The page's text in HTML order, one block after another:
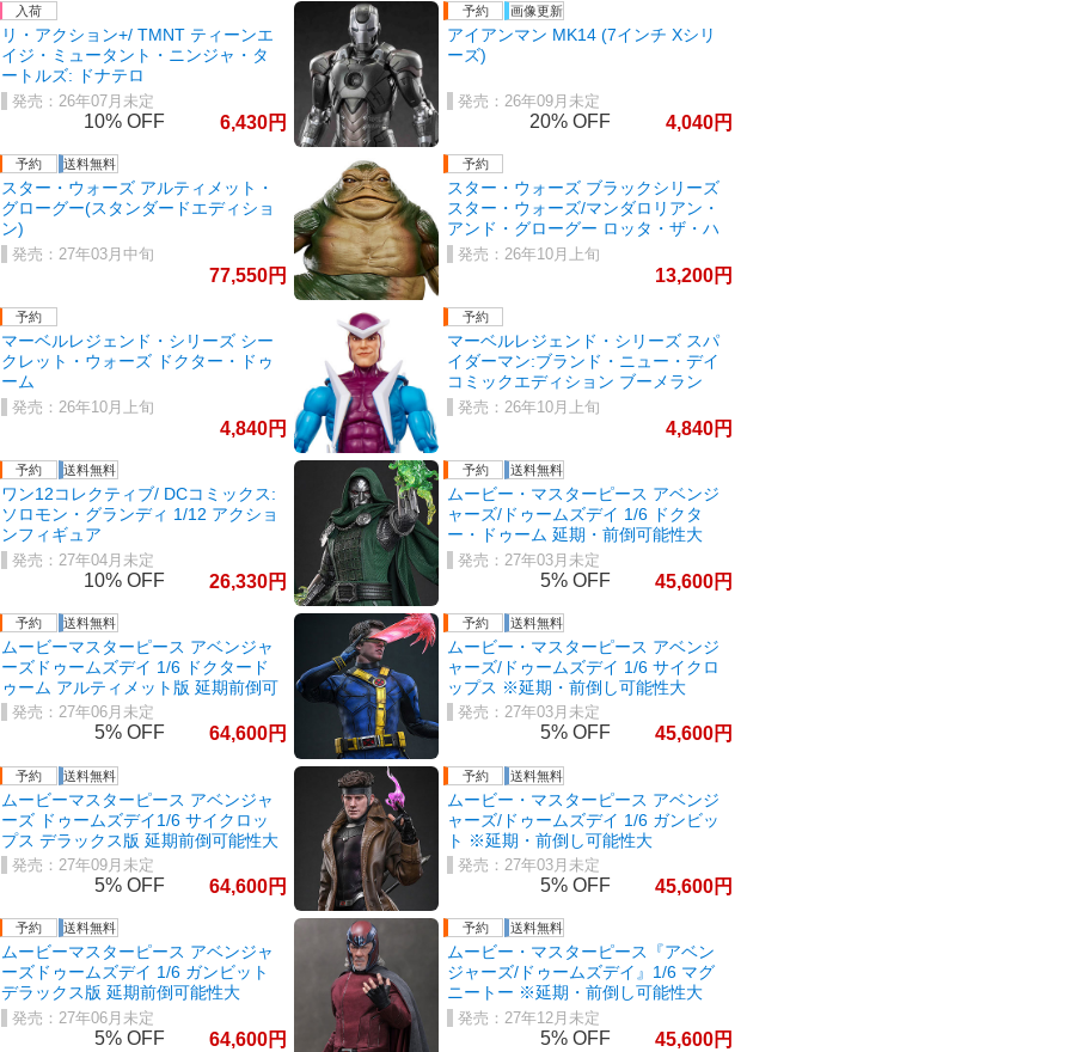
リ・アクション+/ TMNT ティーンエ
イジ・ミュータント・ニンジャ・タ
ートルズ: ドナテロ
26年07月未定
10% 6,430
アイアンマン MK14 (7インチ Xシリ
ーズ)
26年09月未定
20% 4,040
スター・ウォーズ アルティメット・
グローグー(スタンダードエディショ
ン)
27年03月中旬
77,550
スター・ウォーズ ブラックシリーズ
スター・ウォーズ/マンダロリアン・
アンド・グローグー ロッタ・ザ・ハ
ット
26年10月上旬
13,200
マーベルレジェンド・シリーズ シー
クレット・ウォーズ ドクター・ドゥ
ーム
26年10月上旬
4,840
マーベルレジェンド・シリーズ スパ
イダーマン:ブランド・ニュー・デイ
コミックエディション ブーメラン
26年10月上旬
4,840
ワン12コレクティブ/ DCコミックス:
ソロモン・グランディ 1/12 アクショ
ンフィギュア
27年04月未定
10% 26,330
ムービー・マスターピース アベンジ
ャーズ/ドゥームズデイ 1/6 ドクタ
ー・ドゥーム 延期・前倒可能性大
27年03月未定
5% 45,600
ムービーマスターピース アベンジャ
ーズドゥームズデイ 1/6 ドクタード
ゥーム アルティメット版 延期前倒可
能性大 27年06月未定
5% 64,600
ムービー・マスターピース アベンジ
ャーズ/ドゥームズデイ 1/6 サイクロ
ップス ※延期・前倒し可能性大
27年03月未定
5% 45,600
ムービーマスターピース アベンジャ
ーズ ドゥームズデイ1/6 サイクロッ
プス デラックス版 延期前倒可能性大
27年09月未定
5% 64,600
ムービー・マスターピース アベンジ
ャーズ/ドゥームズデイ 1/6 ガンビッ
ト ※延期・前倒し可能性大
27年03月未定
5% 45,600
ムービーマスターピース アベンジャ
ーズドゥームズデイ 1/6 ガンビット
デラックス版 延期前倒可能性大
27年06月未定
5% 64,600
ムービー・マスターピース『アベン
ジャーズ/ドゥームズデイ』1/6 マグ
ニートー ※延期・前倒し可能性大
27年12月未定
5% 45,600